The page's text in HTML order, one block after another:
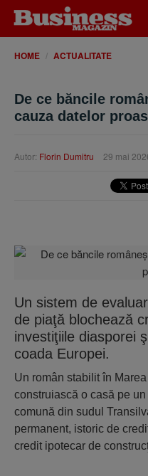
HOME ACTUALITATE
De ce băncile
cauza datelor
Autor: Florin Dumitru 29 mai
Un sistem de
de piaţă blochează
investiţiile diasporei
coada Europei.
Un român stabilit în
construiască o casă pe
comună din sudul
permanent, istoric de
credit ipotecar de